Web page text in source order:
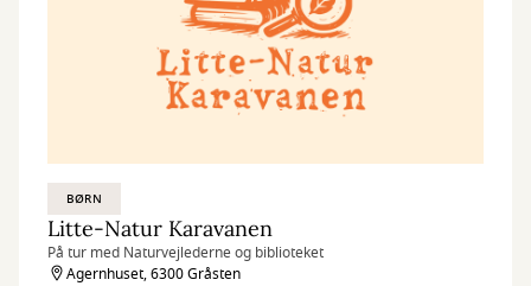
BØRN
Litte-Natur Karavanen
På tur med Naturvejlederne og biblioteket
Agernhuset, 6300 Gråsten